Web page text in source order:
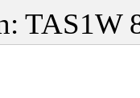
TAS1W